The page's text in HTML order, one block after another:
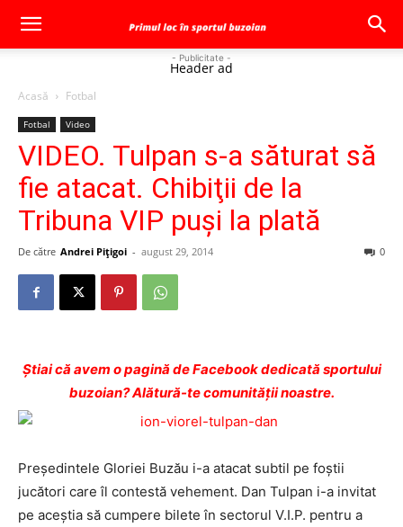
- Publicitate -
Header ad
Acasă Fotbal
Fotbal Video
VIDEO. Tulpan s-a săturat să
fie atacat. Chibiţii de la
Tribuna VIP puşi la plată
De către Andrei Pițigoi - august 29, 2014 0
Ştiai că avem o pagină de Facebook dedicată sportului
buzoian? Alătură-te comunității noastre.
Președintele Gloriei Buzău i-a atacat subtil pe foștii
jucători care îl contestă vehement. Dan Tulpan i-a invitat
pe aceștia să cumpere bilete în sectorul V.I.P. pentru a